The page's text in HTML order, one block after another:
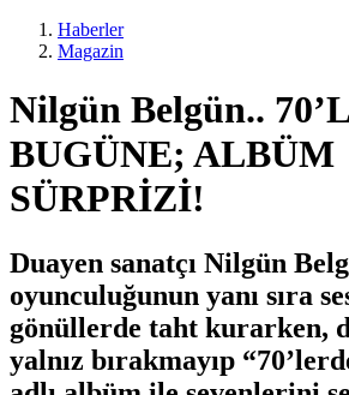
Haberler
Magazin
Nilgün Belgün..
BUGÜNE; ALBÜM
SÜRPRİZİ!
Duayen sanatçı Nilgün
oyunculuğunun yanı sıra
gönüllerde taht kurarken,
yalnız bırakmayıp